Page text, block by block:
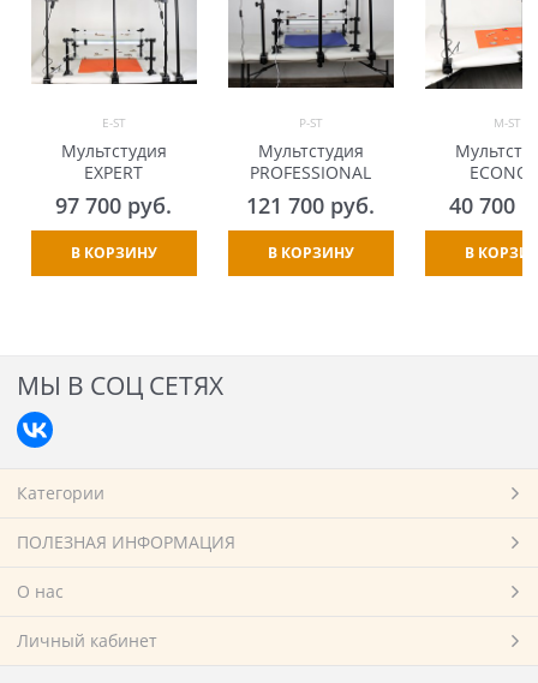
E-ST
Мультстудия
EXPERT
97 700 руб.
В КОРЗИНУ
P-ST
Мультстудия
PROFESSIONAL
121 700 руб.
В КОРЗИНУ
M-ST
40 700
В
МЫ В СОЦ СЕТЯХ
Категории
ПОЛЕЗНАЯ ИНФОРМАЦИЯ
О нас
Личный кабинет